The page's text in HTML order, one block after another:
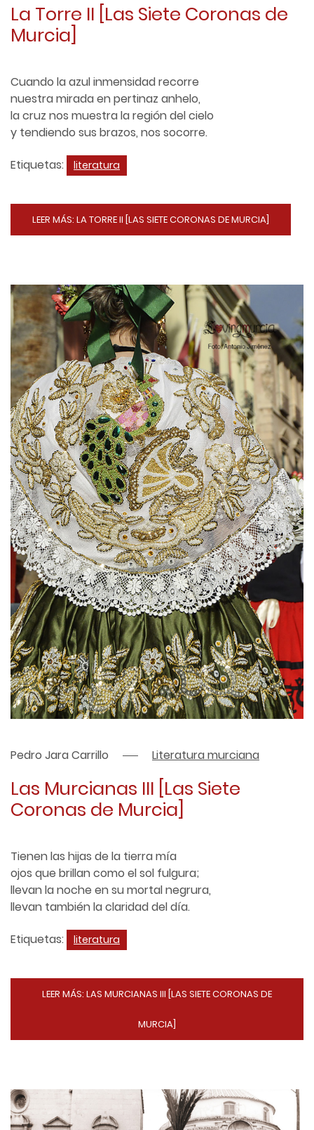
La Torre II [Las Siete Coronas de
Murcia]
Cuando la azul inmensidad recorre
nuestra mirada en pertinaz anhelo,
la cruz nos muestra la región del cielo
y tendiendo sus brazos, nos socorre.
Etiquetas:
literatura
LEER MÁS: LA TORRE II [LAS SIETE CORONAS DE MURCIA]
Pedro Jara Carrillo Literatura murciana
Las Murcianas III [Las Siete
Coronas de Murcia]
Tienen las hijas de la tierra mía
ojos que brillan como el sol fulgura;
llevan la noche en su mortal negrura,
llevan también la claridad del día.
Etiquetas:
literatura
LEER MÁS: LAS MURCIANAS III [LAS SIETE CORONAS DE
MURCIA]